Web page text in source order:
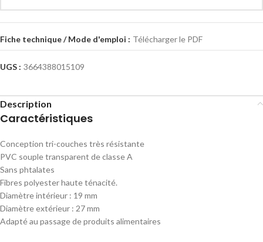
Fiche technique / Mode d'emploi : Télécharger le PDF
UGS : 3664388015109
Description
Caractéristiques
Conception tri-couches très résistante
PVC souple transparent de classe A
Sans phtalates
Fibres polyester haute ténacité.
Diamètre intérieur : 19 mm
Diamètre extérieur : 27 mm
Adapté au passage de produits alimentaires